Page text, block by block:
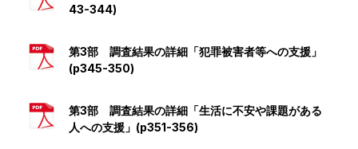
43-344)
第3部 調査結果の詳細「犯罪被害者等への支援」
(p345-350)
第3部 調査結果の詳細「生活に不安や課題がある
人への支援」(p351-356)